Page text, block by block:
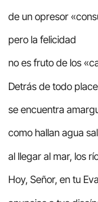
de un opresor
pero la felicidad
no es fruto de los
Detrás de todo
se encuentra
como hallan agua
al llegar al mar, los
Hoy, Señor, en tu